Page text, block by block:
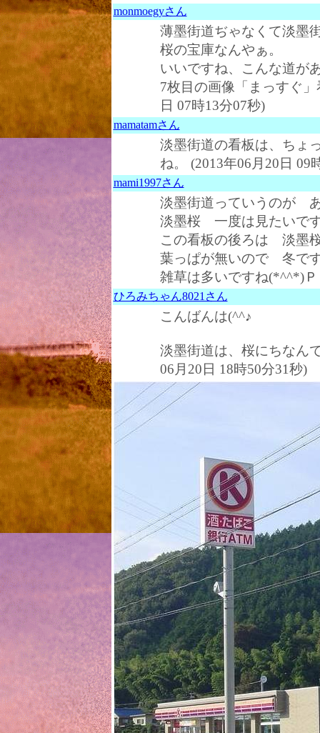
monmoegyさん
薄墨街道ぢゃなくて淡墨
桜の宝庫なんやぁ。
いいですね、こんな道が
7枚目の画像「まっすぐ
日 07時13分07秒)
mamatamさん
淡墨街道の看板は、ちょ
ね。 (2013年06月20日 09
mami1997さん
淡墨街道っていうのが
淡墨桜 一度は見たいで
この看板の後ろは 淡墨
葉っぱが無いので 冬で
雑草は多いですね(*^^*)Ｐ
ひろみちゃん8021さん
こんばんは(^^♪
淡墨街道は、桜にちなん
06月20日 18時50分31秒)